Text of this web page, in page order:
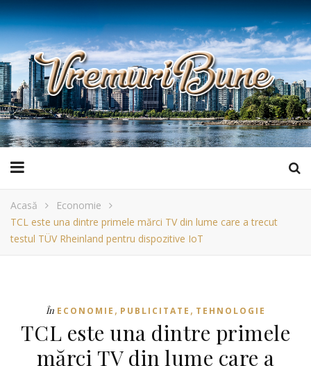
Acasă
Economie
TCL este una dintre primele mărci TV din lume care a trecut
testul TÜV Rheinland pentru dispozitive IoT
În ECONOMIE , PUBLICITATE , TEHNOLOGIE
TCL este una dintre primele
mărci TV din lume care a